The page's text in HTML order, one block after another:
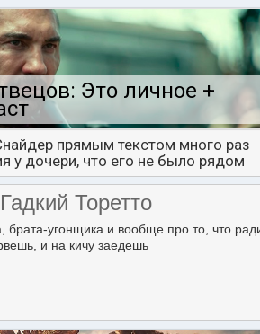
Это личное +
прямым текстом много раз
у дочери, что его не было рядом
Торетто
брата-угонщика и вообще про то, что
и на кичу заедешь